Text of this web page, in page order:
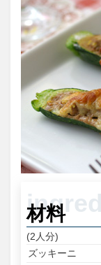
材料
(2人分)
ズッキーニ